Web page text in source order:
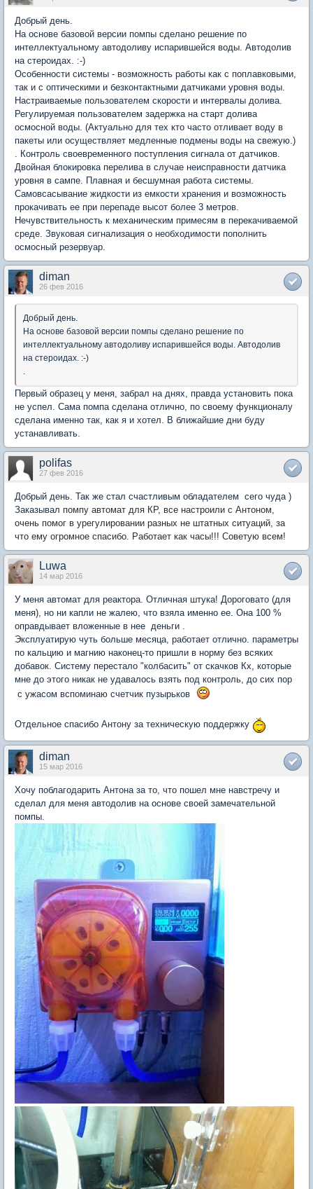
Добрый день.
На основе базовой версии помпы сделано решение по
интеллектуальному автодоливу испарившейся воды. Автодолив
на стероидах. :-)
Особенности системы - возможность работы как с поплавковыми,
так и с оптическими и безконтактными датчиками уровня воды.
Настраиваемые пользователем скорости и интервалы долива.
Регулируемая пользователем задержка на старт долива
осмосной воды. (Актуально для тех кто часто отливает воду в
пакеты или осуществляет медленные подмены воды на свежую.)
. Контроль своевременного поступления сигнала от датчиков.
Двойная блокировка перелива в случае неисправности датчика
уровня в сампе. Плавная и бесшумная работа системы.
Самовсасывание жидкости из емкости хранения и возможность
прокачивать ее при перепаде высот более 3 метров.
Нечувствительность к механическим примесям в перекачиваемой
среде. Звуковая сигнализация о необходимости пополнить
осмосный резервуар.
diman
26 фев 2016
Добрый день.
На основе базовой версии помпы сделано решение по
интеллектуальному автодоливу испарившейся воды. Автодолив
на стероидах. :-)
.
Первый образец у меня, забрал на днях, правда установить пока
не успел. Сама помпа сделана отлично, по своему функционалу
сделана именно так, как я и хотел. В ближайшие дни буду
устанавливать.
polifas
27 фев 2016
Добрый день. Так же стал счастливым обладателем сего чуда )
Заказывал помпу автомат для КР, все настроили с Антоном,
очень помог в урегулировании разных не штатных ситуаций, за
что ему огромное спасибо. Работает как часы!!! Советую всем!
Luwa
14 мар 2016
У меня автомат для реактора. Отличная штука! Дороговато (для
меня), но ни капли не жалею, что взяла именно ее. Она 100 %
оправдывает вложенные в нее деньги .
Эксплуатирую чуть больше месяца, работает отлично. параметры
по кальцию и магнию наконец-то пришли в норму без всяких
добавок. Систему перестало "колбасить" от скачков Кх, которые
мне до этого никак не удавалось взять под контроль, до сих пор
с ужасом вспоминаю счетчик пузырьков
Отдельное спасибо Антону за техническую поддержку
diman
15 мар 2016
Хочу поблагодарить Антона за то, что пошел мне навстречу и
сделал для меня автодолив на основе своей замечательной
помпы.